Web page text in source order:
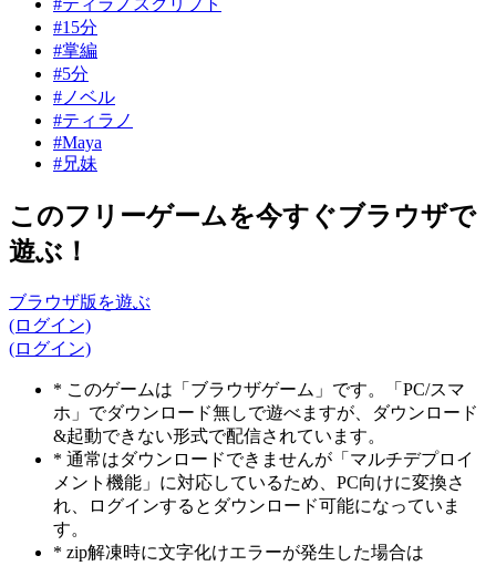
#15分
#掌編
#5分
#ノベル
#ティラノ
#Maya
#兄妹
このフリーゲームを今すぐブラウザで
遊ぶ！
ブラウザ版を遊ぶ
(ログイン)
(ログイン)
* このゲームは「ブラウザゲーム」です。「PC/スマ
ホ」でダウンロード無しで遊べますが、ダウンロード
&起動できない形式で配信されています。
* 通常はダウンロードできませんが「マルチデプロイ
メント機能」に対応しているため、PC向けに変換さ
れ、ログインするとダウンロード可能になっていま
す。
* zip解凍時に文字化けエラーが発生した場合は